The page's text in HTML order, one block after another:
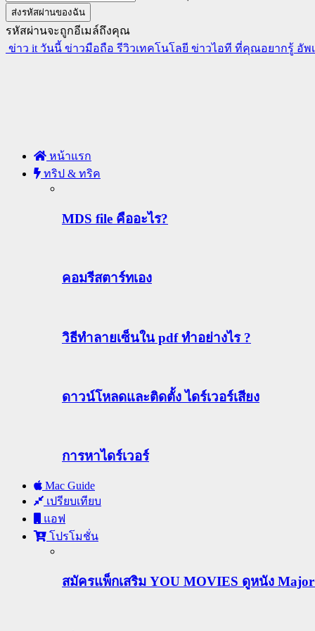
รหัสผ่านจะถูกอีเมล์ถึงคุณ
ข่าว it วันนี้ ข่าวมือถือ รีวิวเทคโนโลยี ข่าวไอที ที่คุณอยากรู้ อัพ
หน้าแรก
ทริป & ทริค
MDS file คืออะไร?
คอมรีสตาร์ทเอง
วิธีทําลายเซ็นใน pdf ทำอย่างไร ?
ดาวน์โหลดและติดตั้ง ไดร์เวอร์เสียง
การหาไดร์เวอร์
Mac Guide
เปรียบเทียบ
แอฟ
โปรโมชั่น
สมัครแพ็กเสริม YOU MOVIES ดูหนัง